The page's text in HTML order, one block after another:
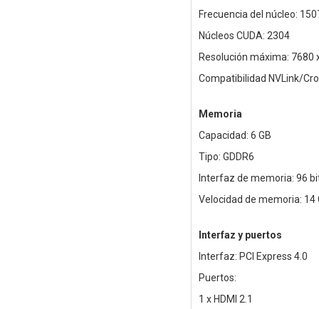
Frecuencia del núcleo:
Núcleos CUDA: 2304
Resolución máxima: 7680
Compatibilidad NVLink/
Memoria
Capacidad: 6 GB
Tipo: GDDR6
Interfaz de memoria: 96
Velocidad de memoria: 14
Interfaz y puertos
Interfaz: PCI Express 4.0
Puertos:
1 x HDMI 2.1